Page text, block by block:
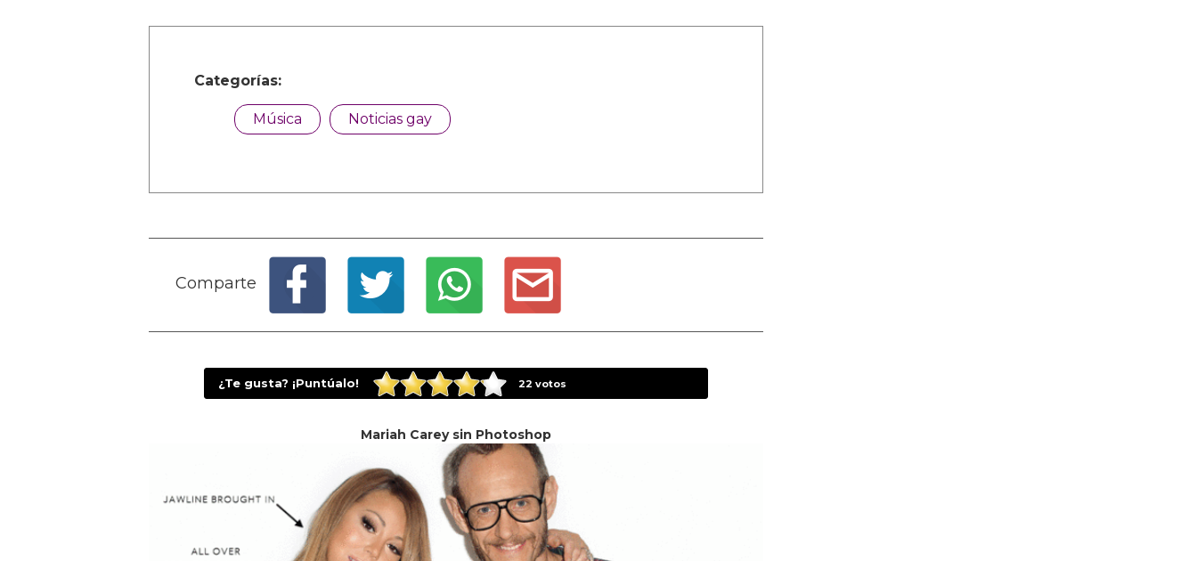
Categorías:
Música Noticias gay
Comparte
¿Te gusta? ¡Puntúalo! 22 votos
Mariah Carey sin Photoshop